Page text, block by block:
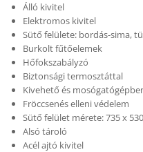
Álló kivitel
Elektromos kivitel
Sütő felülete: bordás-sima,
Burkolt fűtőelemek
Hőfokszabályzó
Biztonsági termosztáttal
Kivehető és
Fröccsenés elleni védelem
Sütő felület mérete: 735 x
Alsó tároló
Acél ajtó kivitel